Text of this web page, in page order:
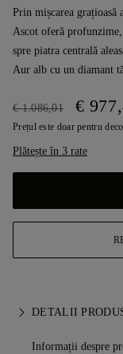
Prin mișcarea
Ascot oferă
spre piatra centrală
Aur alb cu un diamant
€ 1.086,01 €
Prețul este doar pentru
Plătește în 3 rate
DETALII
Informații despre